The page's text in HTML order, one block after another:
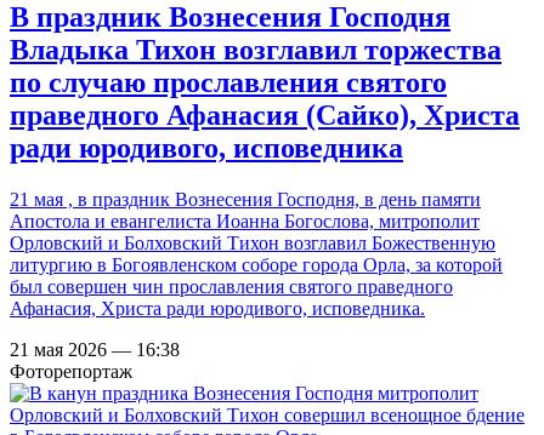
В праздник Вознесения Господня
Владыка Тихон возглавил торжества
по случаю прославления святого
праведного Афанасия (Сайко), Христа
ради юродивого, исповедника
21 мая , в праздник Вознесения Господня, в день памяти
Апостола и евангелиста Иоанна Богослова, митрополит
Орловский и Болховский Тихон возглавил Божественную
литургию в Богоявленском соборе города Орла, за которой
был совершен чин прославления святого праведного
Афанасия, Христа ради юродивого, исповедника.
21 мая 2026 — 16:38
Фоторепортаж